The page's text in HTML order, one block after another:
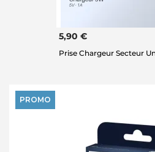
5,90 €
Prise Chargeur Secteur
PROMO